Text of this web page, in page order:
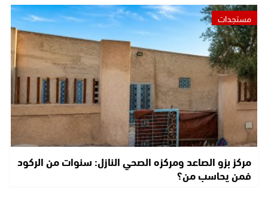
مستجدات
مركز بزو الصاعد ومركزه الصحي النازل: سنوات من الركود
فمن يحاسب من؟